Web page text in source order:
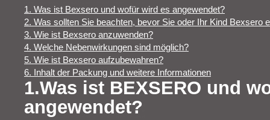
1. Was ist Bexsero und wofür wird es angewendet?
2. Was sollten Sie beachten, bevor Sie oder Ihr Kind Bexsero
3. Wie ist Bexsero anzuwenden?
4. Welche Nebenwirkungen sind möglich?
5. Wie ist Bexsero aufzubewahren?
6. Inhalt der Packung und weitere Informationen
1.Was ist BEXSERO und
angewendet?